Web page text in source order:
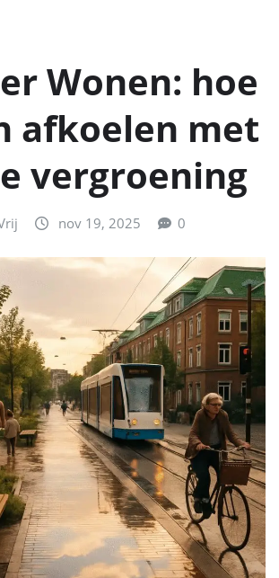
Wonen: hoe
afkoelen met
vergroening
nov 19, 2025 0